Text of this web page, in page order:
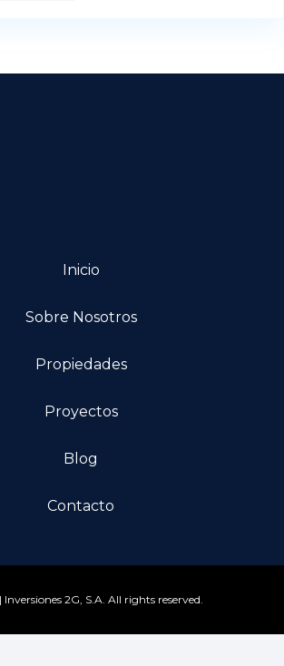
Inicio
Sobre Nosotros
Propiedades
Proyectos
Blog
Contacto
Inversiones 2G, S.A. All rights reserved.